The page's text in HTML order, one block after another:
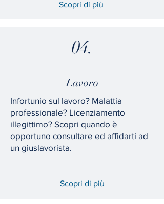
Scopri di più
04.
Lavoro
Infortunio sul lavoro? Malattia
professionale? Licenziamento
illegittimo? Scopri quando è
opportuno consultare ed affidarti ad
un giuslavorista.
Scopri di più